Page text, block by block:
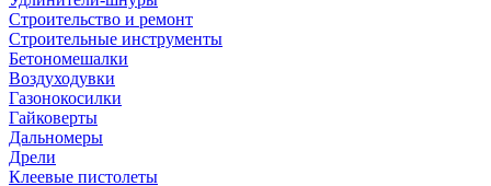
Строительство и ремонт
Строительные инструменты
Бетономешалки
Воздуходувки
Газонокосилки
Гайковерты
Дальномеры
Дрели
Клеевые пистолеты